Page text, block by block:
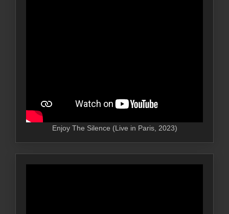
Enjoy The Silence (Live in Paris, 2023)